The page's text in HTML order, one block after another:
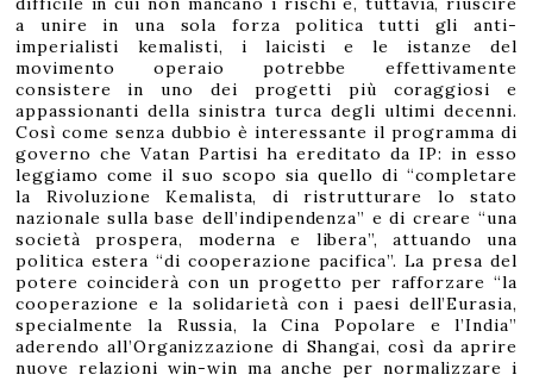
a unire in una sola forza politica tutti gli anti-
imperialisti kemalisti, i laicisti e le istanze del
movimento operaio potrebbe effettivamente
consistere in uno dei progetti più coraggiosi e
appassionanti della sinistra turca degli ultimi decenni.
Così come senza dubbio è interessante il programma di
governo che Vatan Partisi ha ereditato da IP: in esso
leggiamo come il suo scopo sia quello di “completare
la Rivoluzione Kemalista, di ristrutturare lo stato
nazionale sulla base dell’indipendenza” e di creare “una
società prospera, moderna e libera”, attuando una
politica estera “di cooperazione pacifica”. La presa del
potere coinciderà con un progetto per rafforzare “la
cooperazione e la solidarietà con i paesi dell’Eurasia,
specialmente la Russia, la Cina Popolare e l’India”
aderendo all’Organizzazione di Shangai, così da aprire
nuove relazioni win-win ma anche per normalizzare i